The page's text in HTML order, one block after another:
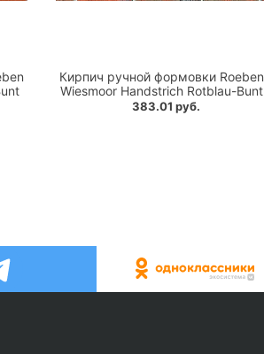
Кирпич ручной формовки Roeben
Wiesmoor Handstrich Rotblau-Bunt
383.01 руб.